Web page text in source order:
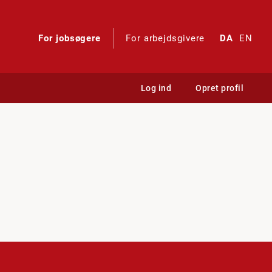
For jobsøgere For arbejdsgivere DA EN
Log ind Opret profil